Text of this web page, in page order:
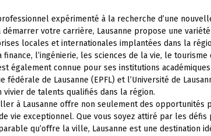
expérimenté à la recherche d’une
votre carrière, Lausanne propose une
locales et internationales implantées dans la
finance, l’ingénierie, les sciences de la vie, le
également connue pour ses institutions
fédérale de Lausanne (EPFL) et l’Université de
vivier de talents qualifiés dans la région.
à Lausanne offre non seulement des opportunités
vie exceptionnel. Que vous soyez attiré par les
qu’offre la ville, Lausanne est une destination